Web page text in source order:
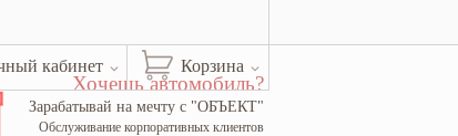
Корзина
кабинет
Хочешь автомобиль?
Зарабатывай на мечту с "ОБЪЕКТ"
Обслуживание корпоративных клиентов